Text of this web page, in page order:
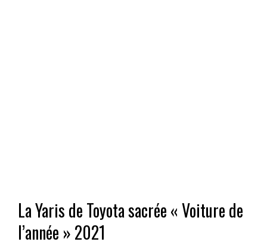
La Yaris de Toyota sacrée « Voiture de
l’année » 2021